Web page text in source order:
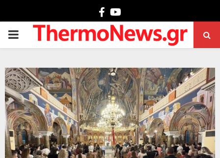
Facebook
PRIMARY